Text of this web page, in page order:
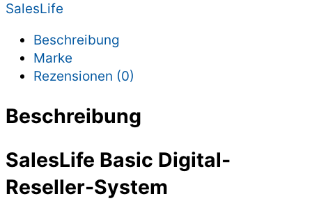
SalesLife
Beschreibung
Marke
Rezensionen (0)
Beschreibung
SalesLife Basic Digital-
Reseller-System